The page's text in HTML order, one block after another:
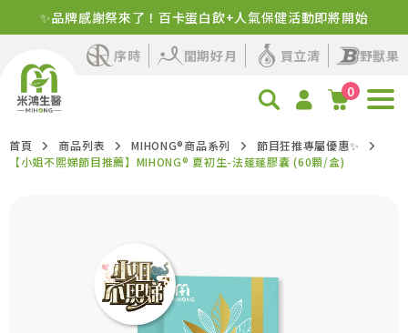
✨品牌感謝祭來了！百卡蛋白飲+人氣保健活動即將開始
新客首購！明星商品+1元多1件
序時 閨期好月 買立清
野獸果
0
首頁 商品列表 MIHONG®商品系列
節目狂推專屬優惠✨
【小姐不熙娣節目推薦】MIHONG® 夏初生-法蓬蓬膠囊 (60顆/盒)